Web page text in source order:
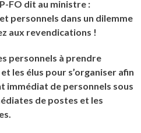
-FO dit au ministre :
personnels dans un dilemme
aux revendications !
personnels à prendre
les élus pour s’organiser afin
immédiat de personnels sous
de postes et les